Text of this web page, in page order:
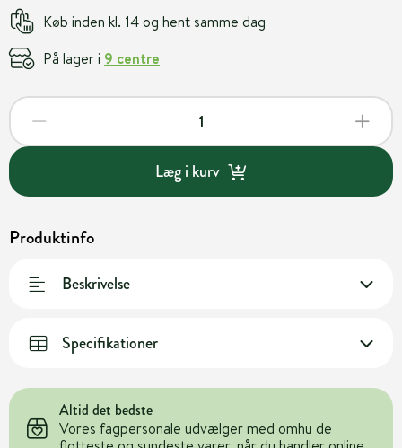
Køb inden kl. 14 og hent samme dag
På lager i 9 centre
Læg i kurv
Produktinfo
Beskrivelse
Specifikationer
Altid det bedste
Vores fagpersonale udvælger med omhu de